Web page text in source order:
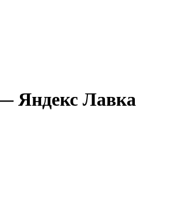
Яндекс Лавка